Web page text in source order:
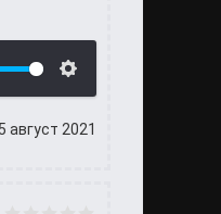
август 2021